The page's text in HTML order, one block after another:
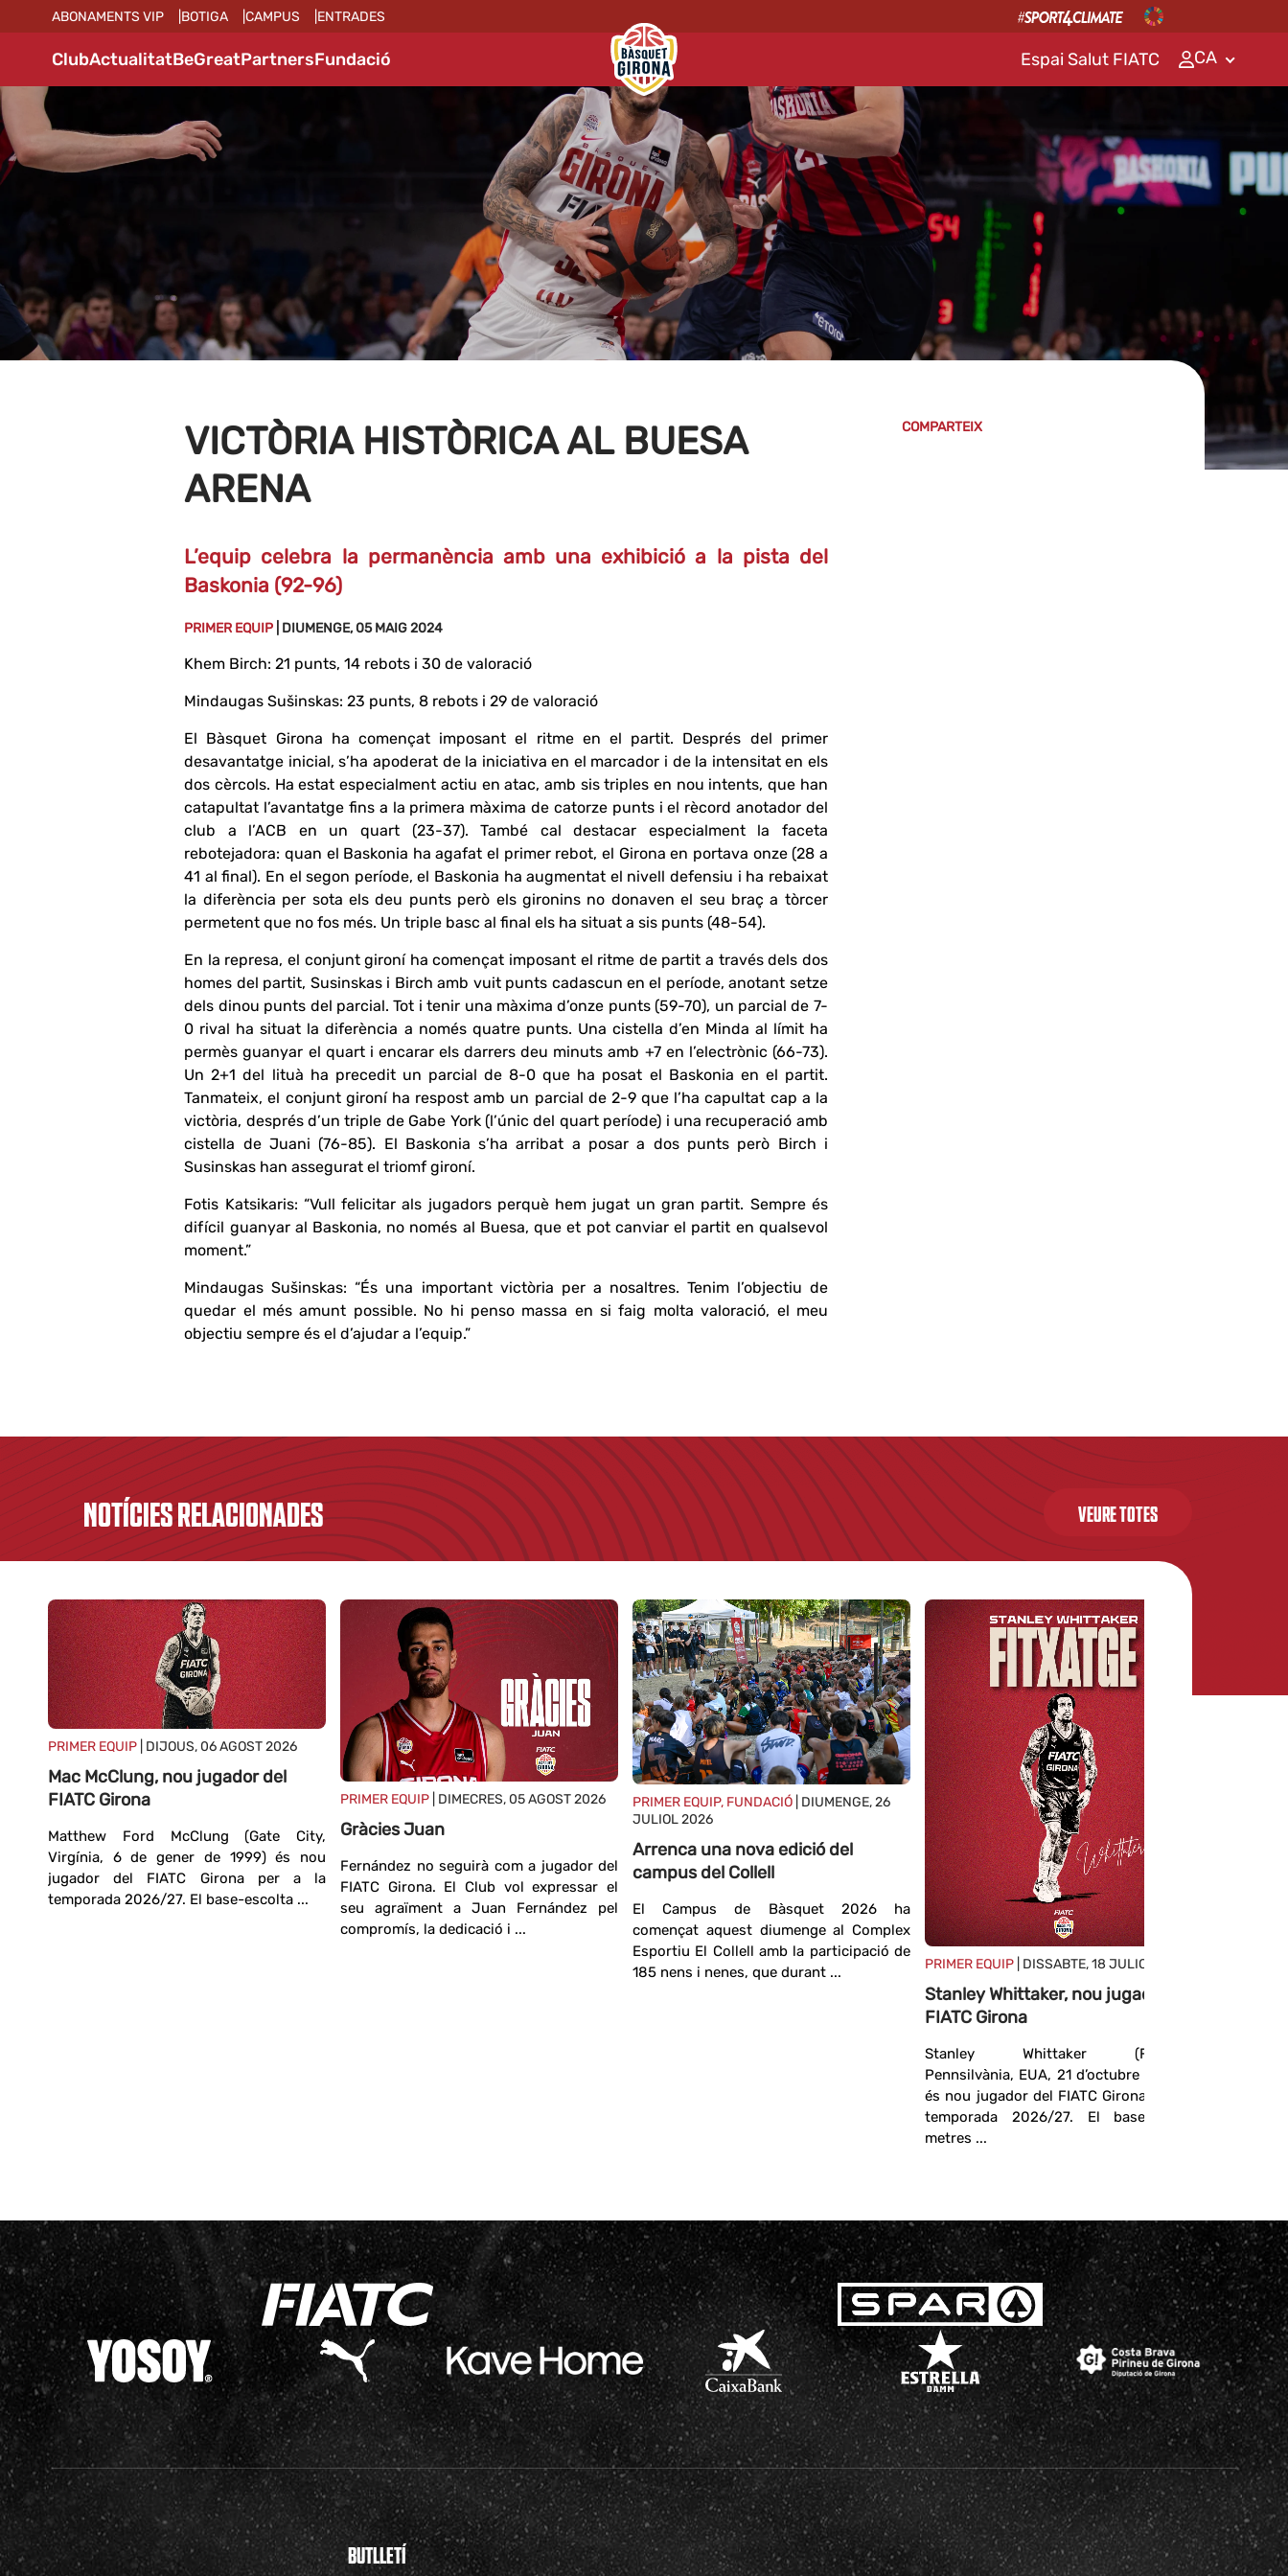
ABONAMENTS VIP BOTIGA CAMPUS ENTRADES
ClubActualitatBeGreatPartnersFundació Espai Salut FIATC CA
VICTÒRIA HISTÒRICA AL BUESA
ARENA
L’equip celebra la permanència amb una exhibició a la pista del
Baskonia (92-96)
PRIMER EQUIP | DIUMENGE, 05 MAIG 2024
Khem Birch: 21 punts, 14 rebots i 30 de valoració
Mindaugas Sušinskas: 23 punts, 8 rebots i 29 de valoració
El Bàsquet Girona ha començat imposant el ritme en el partit. Després del primer
desavantatge inicial, s’ha apoderat de la iniciativa en el marcador i de la intensitat en els
dos cèrcols. Ha estat especialment actiu en atac, amb sis triples en nou intents, que han
catapultat l’avantatge fins a la primera màxima de catorze punts i el rècord anotador del
club a l’ACB en un quart (23-37). També cal destacar especialment la faceta
rebotejadora: quan el Baskonia ha agafat el primer rebot, el Girona en portava onze (28 a
41 al final). En el segon període, el Baskonia ha augmentat el nivell defensiu i ha rebaixat
la diferència per sota els deu punts però els gironins no donaven el seu braç a tòrcer
permetent que no fos més. Un triple basc al final els ha situat a sis punts (48-54).
En la represa, el conjunt gironí ha començat imposant el ritme de partit a través dels dos
homes del partit, Susinskas i Birch amb vuit punts cadascun en el període, anotant setze
dels dinou punts del parcial. Tot i tenir una màxima d’onze punts (59-70), un parcial de 7-
0 rival ha situat la diferència a només quatre punts. Una cistella d’en Minda al límit ha
permès guanyar el quart i encarar els darrers deu minuts amb +7 en l’electrònic (66-73).
Un 2+1 del lituà ha precedit un parcial de 8-0 que ha posat el Baskonia en el partit.
Tanmateix, el conjunt gironí ha respost amb un parcial de 2-9 que l’ha capultat cap a la
victòria, després d’un triple de Gabe York (l’únic del quart període) i una recuperació amb
cistella de Juani (76-85). El Baskonia s’ha arribat a posar a dos punts però Birch i
Susinskas han assegurat el triomf gironí.
Fotis Katsikaris: “Vull felicitar als jugadors perquè hem jugat un gran partit. Sempre és
difícil guanyar al Baskonia, no només al Buesa, que et pot canviar el partit en qualsevol
moment.”
Mindaugas Sušinskas: “És una important victòria per a nosaltres. Tenim l’objectiu de
quedar el més amunt possible. No hi penso massa en si faig molta valoració, el meu
objectiu sempre és el d’ajudar a l’equip.”
COMPARTEIX
NOTÍCIES RELACIONADES
PRIMER EQUIP | DIJOUS, 06 AGOST 2026
Mac McClung, nou jugador del
FIATC Girona
Matthew Ford McClung (Gate City,
Virgínia, 6 de gener de 1999) és nou
jugador del FIATC Girona per a la
temporada 2026/27. El base-escolta ...
PRIMER EQUIP | DIMECRES, 05 AGOST 2026
Gràcies Juan
Fernández no seguirà com a jugador del
FIATC Girona. El Club vol expressar el
seu agraïment a Juan Fernández pel
compromís, la dedicació i ...
PRIMER EQUIP, FUNDACIÓ | DIUMENGE, 26
JULIOL 2026
Arrenca una nova edició del
campus del Collell
El Campus de Bàsquet 2026 ha
començat aquest diumenge al Complex
Esportiu El Collell amb la participació de
185 nens i nenes, que durant ...
PRIMER EQUIP | DISSABTE, 18 JULIOL 2026
Stanley Whittaker, nou jugador del
FIATC Girona
Stanley Whittaker (Filadèlfia,
Pennsilvània, EUA, 21 d’octubre de 1994)
és nou jugador del FIATC Girona per a la
temporada 2026/27. El base, d’1,83
metres ...
VEURE TOTES
BUTLLETÍ